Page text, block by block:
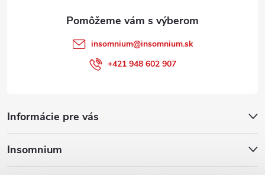
Informácie pre vás
Insomnium
insomnium@insomnium.sk
+421 948 602 907